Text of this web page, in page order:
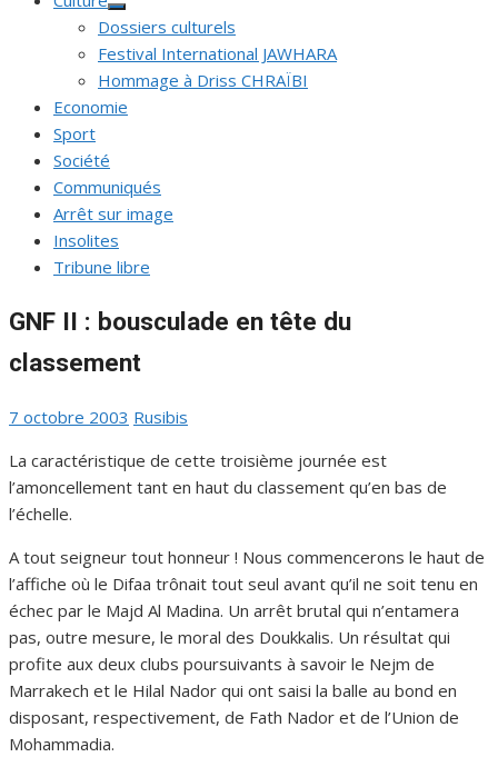
Afficher
le
sous-
menu
Dossiers culturels
Festival International JAWHARA
Hommage à Driss CHRAÏBI
Economie
Sport
Société
Communiqués
Arrêt sur image
Insolites
Tribune libre
GNF II : bousculade en tête du
classement
Publié
7 octobre 2003 Auteur/autrice
Rusibis
La caractéristique de cette troisième journée est
l’amoncellement tant en haut du classement qu’en bas de
l’échelle.
A tout seigneur tout honneur ! Nous commencerons le haut de
l’affiche où le Difaa trônait tout seul avant qu’il ne soit tenu en
échec par le Majd Al Madina. Un arrêt brutal qui n’entamera
pas, outre mesure, le moral des Doukkalis. Un résultat qui
profite aux deux clubs poursuivants à savoir le Nejm de
Marrakech et le Hilal Nador qui ont saisi la balle au bond en
disposant, respectivement, de Fath Nador et de l’Union de
Mohammadia.